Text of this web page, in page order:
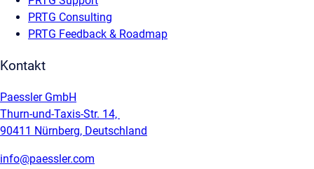
PRTG Consulting
PRTG Feedback & Roadmap
Kontakt
Paessler GmbH
Thurn-und-Taxis-Str. 14,
90411 Nürnberg, Deutschland
info@paessler.com